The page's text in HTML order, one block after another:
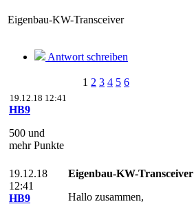
Eigenbau-KW-Transceiver
Antwort schreiben
1 2 3 4 5 6
19.12.18 12:41
HB9
500 und
mehr Punkte
19.12.18
12:41
HB9
Eigenbau-KW-Transceiver
Hallo zusammen,